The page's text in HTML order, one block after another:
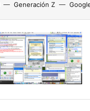
Generación Z